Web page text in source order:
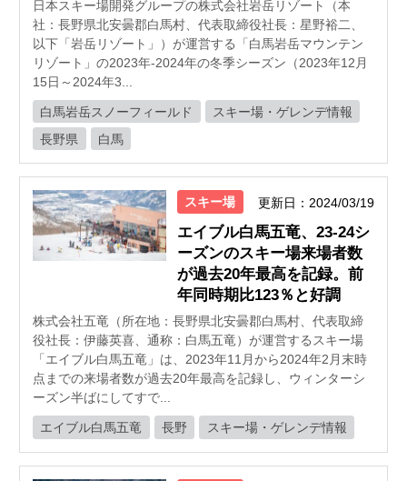
日本スキー場開発グループの株式会社岩岳リゾート（本
社：⻑野県北安曇郡白馬村、代表取締役社⻑：星野裕二、
以下「岩岳リゾート」）が運営する「⽩⾺岩岳マウンテン
リゾート」の2023年-2024年の冬季シーズン（2023年12月
15日～2024年3...
白馬岩岳スノーフィールド
スキー場・ゲレンデ情報
長野県
白馬
スキー場 更新日：2024/03/19
エイブル白馬五竜、23-24シ
ーズンのスキー場来場者数
が過去20年最高を記録。前
年同時期比123％と好調
株式会社五竜（所在地：長野県北安曇郡白馬村、代表取締
役社長：伊藤英喜、通称：白馬五竜）が運営するスキー場
「エイブル白馬五竜」は、2023年11月から2024年2月末時
点までの来場者数が過去20年最高を記録し、ウィンターシ
ーズン半ばにしてすで...
エイブル白馬五竜 長野 スキー場・ゲレンデ情報